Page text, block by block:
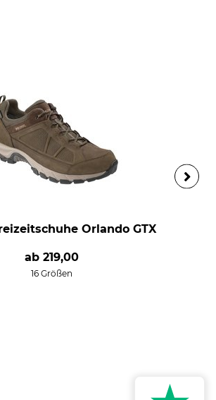
Orlando GTX
ab219,00
16 Größen